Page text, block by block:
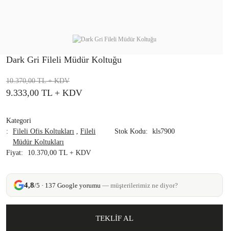
Dark Gri Fileli Müdür Koltuğu
9.333,00 TL + KDV
10.370,00 TL+ KDV
Kategori
Fileli Ofis Koltukları
Fileli
Müdür Koltukları
Stok Kodu kls7900
Fiyat 10.370,00 TL + KDV
4,8/5 · 137 Google yorumu — müşterilerimiz ne diyor?
TEKLİF AL